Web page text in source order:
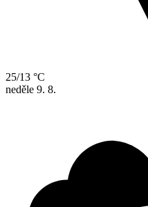
25/13 °C
neděle 9. 8.